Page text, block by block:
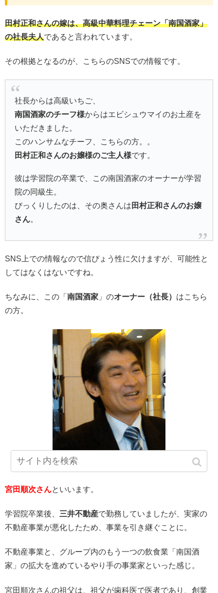
田村正和さんの嫁は、高級中華料理チェーン「南国酒家」
の社長夫人であると言われています。
その根拠となるのが、こちらのSNSでの情報です。
社長からは高級いちご、
南国酒家のチーフ様からはエビシュウマイのお土産を
いただきました。
このハンサムなチーフ、こちらの方。。
田村正和さんのお嬢様のご主人様です。
彼は学習院の卒業で、この南国酒家のオーナーが学習
院の同級生。
びっくりしたのは、その奥さんは 田村正和さんのお嬢
さん。
SNS上での情報なので信ぴょう性に欠けますが、可能性と
してはなくはないですね。
ちなみに、この「 南国酒家 」のオーナー（社長） はこちら
の方。
（出典：
宮田順次さんといいます。
学習院卒業後、 三井不動産で勤務していましたが、実家の
不動産事業が悪化したため、事業を引き継ぐことに。
不動産事業と、グループ内のもう一つの飲食業「南国酒
家」の拡大を進めているやり手の事業家といった感じ。
宮田順次さんの祖父は、祖父が歯科医で医者であり、創業